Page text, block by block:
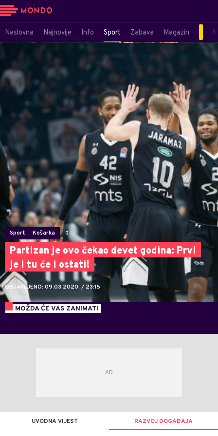
Naslovna Najnovije Info Sport Zabava Magazin
Sport Košarka 0
Partizan je ovo čekao devet godina: Prvi
je i tu će i ostati!
OBJAVLJENO: 09.03.2020. / 23:15
MOŽDA ĆE VAS ZANIMATI
UVODNA VIJEST RAZVOJ DOGAĐAJA